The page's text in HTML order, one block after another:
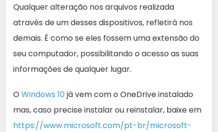
Qualquer alteração nos arquivos realizada
através de um desses dispositivos, refletirá nos
demais. É como se eles fossem uma extensão do
seu computador, possibilitando o acesso as suas
informações de qualquer lugar.
O Windows 10já vem com o OneDrive instalado
mas, caso precise instalar ou reinstalar, baixe em
https://www.microsoft.com/pt-br/microsoft-